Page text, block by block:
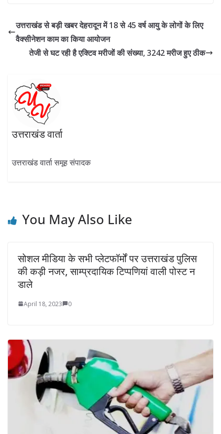
b
o
o
gr
a
m
er s
A
p
e
n
e
उत्तराखंड से बड़ी खबर देहरादून में 18 से 45 वर्ष आयु के लोगों के लिए
वैक्सीनेशन काम का किया आयोजन
तेजी से घट रही है एक्टिव मरीजों की संख्या, 3242 मरीज हुए ठीक
उत्तराखंड वार्ता
उत्तराखंड वार्ता समूह संपादक
You May Also Like
सोशल मीडिया के सभी प्लेटफॉर्मों पर उत्तराखंड पुलिस
की कड़ी नजर, साम्प्रदायिक टिप्पणियां वाली पोस्ट न
डाले
April 18, 2023 0